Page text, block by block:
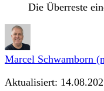
Die Überreste
Marcel Schwamborn
Aktualisiert: